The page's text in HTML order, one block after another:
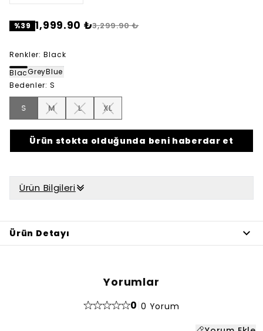
%39 1,999.90 ₺3,299.90 ₺
Renkler: Black
BlackGreyBlue
Bedenler: S
S M L XL
Ürün stokta olduğunda beni haberdar et
Ürün Bilgileri
Ürün Detayı
Yorumlar
0 0 Yorum